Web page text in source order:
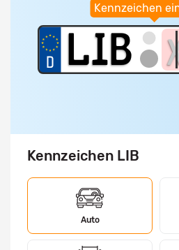
Kennzeichen
Kennzeichen LIB
Auto